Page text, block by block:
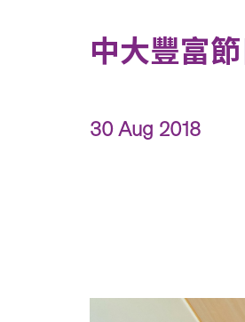
中大豐富
30 Aug 2018